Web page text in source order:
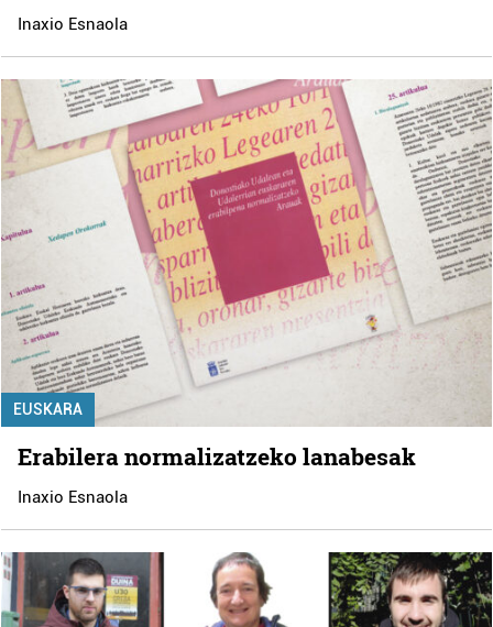
Inaxio Esnaola
EUSKARA
Erabilera normalizatzeko lanabesak
Inaxio Esnaola